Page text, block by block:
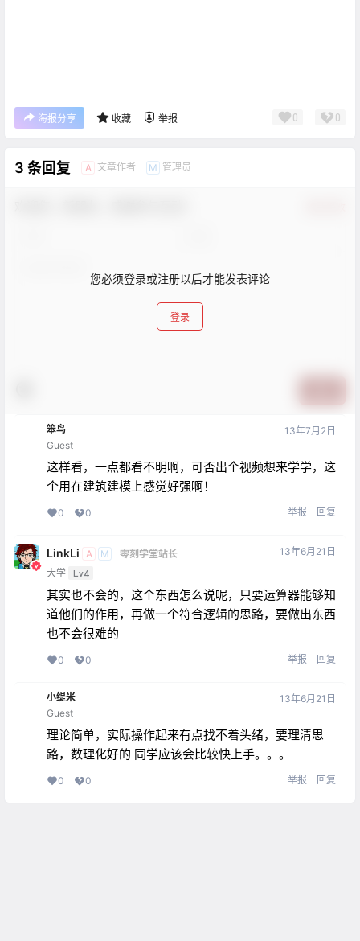
海报分享 收藏 举报 0 0
3 条回复 A 文章作者 M 管理员
您必须登录或注册以后才能发表评论
登录
笨鸟
Guest
13年7月2日
这样看，一点都看不明啊，可否出个视频想来学学，这
个用在建筑建模上感觉好强啊！
0 0 举报 回复
LinkLi A M
零刻学堂站长
大学 Lv4
13年6月21日
其实也不会的，这个东西怎么说呢，只要运算器能够知
道他们的作用，再做一个符合逻辑的思路，要做出东西
也不会很难的
0 0 举报 回复
小缇米
Guest
13年6月21日
理论简单，实际操作起来有点找不着头绪，要理清思
路，数理化好的 同学应该会比较快上手。。。
0 0 举报 回复